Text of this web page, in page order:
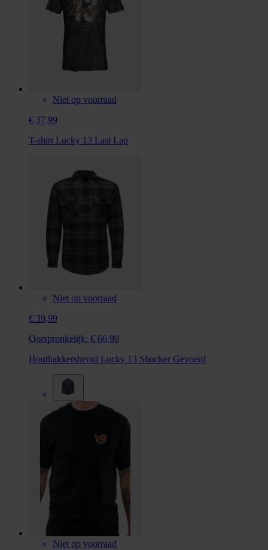
Niet op voorraad
€ 37,99
T-shirt Lucky 13 Last Lap
Niet op voorraad
€ 39,99
Oorspronkelijk: € 66,99
Houthakkershemd Lucky 13 Shocker Gevoerd
Niet op voorraad